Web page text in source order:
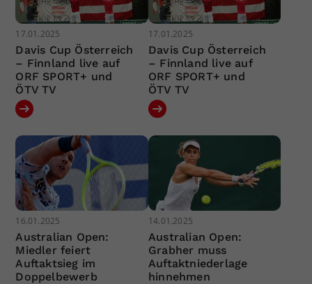
17.01.2025
Davis Cup Österreich
– Finnland live auf
ORF SPORT+ und
ÖTV TV
17.01.2025
Davis Cup Österreich
– Finnland live auf
ORF SPORT+ und
ÖTV TV
16.01.2025
Australian Open:
Miedler feiert
Auftaktsieg im
Doppelbewerb
14.01.2025
Australian Open:
Grabher muss
Auftaktniederlage
hinnehmen